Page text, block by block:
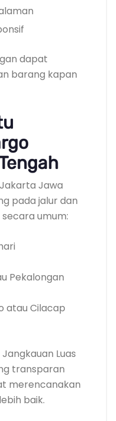
dapat
barang kapan
Jawa
pada jalur dan
umum:
Pekalongan
atau Cilacap
Luas
transparan
merencanakan
baik.